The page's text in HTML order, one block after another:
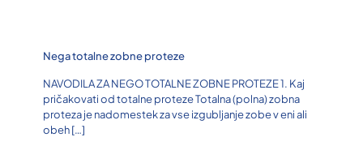
Nega totalne zobne proteze
NAVODILA ZA NEGO TOTALNE ZOBNE PROTEZE 1. Kaj
pričakovati od totalne proteze Totalna (polna) zobna
proteza je nadomestek za vse izgubljanje zobe v eni ali
obeh[…]